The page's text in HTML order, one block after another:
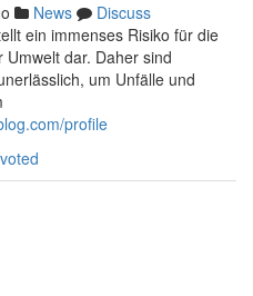
News
Discuss
ein immenses Risiko für die
dar. Daher sind
um Unfälle und
profile